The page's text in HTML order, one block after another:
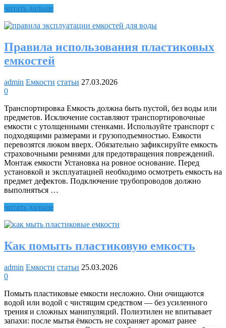
Типы
для
читать дальше
Правила использования пластиковых
емкостей
admin Емкости статьи 27.03.2026
0
Транспортировка Емкость должна быть пустой, без воды или
предметов. Исключение составляют транспортировочные
емкости с утолщенными стенками. Используйте транспорт с
подходящими размерами и грузоподъемностью. Емкости
перевозятся люком вверх. Обязательно зафиксируйте емкость
страховочными ремнями для предотвращения повреждений.
Монтаж емкости Установка на ровное основание. Перед
установкой и эксплуатацией необходимо осмотреть емкость на
предмет дефектов. Подключение трубопроводов должно
выполняться …
Правила
пластиковых
читать дальше
Как помыть пластиковую емкость
admin Емкости статьи 25.03.2026
0
Помыть пластиковые емкости несложно. Они очищаются
водой или водой с чистящим средством — без усиленного
трения и сложных манипуляций. Полиэтилен не впитывает
запахи: после мытья ёмкость не сохраняет аромат ранее